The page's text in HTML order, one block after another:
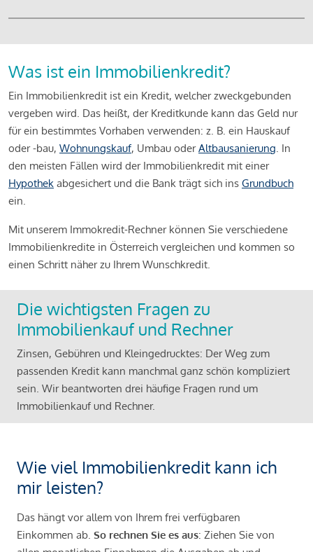
Was ist ein Immobilienkredit?
Ein Immobilienkredit ist ein Kredit, welcher zweckgebunden
vergeben wird. Das heißt, der Kreditkunde kann das Geld nur
für ein bestimmtes Vorhaben verwenden: z. B. ein Hauskauf
oder -bau, Wohnungskauf, Umbau oderAltbausanierung. In
den meisten Fällen wird der Immobilienkredit mit einer
Hypothek abgesichert und die Bank trägt sich ins Grundbuch
ein.
Mit unserem Immokredit-Rechner können Sie verschiedene
Immobilienkredite in Österreich vergleichen und kommen so
einen Schritt näher zu Ihrem Wunschkredit.
Die wichtigsten Fragen zu
Immobilienkauf und Rechner
Zinsen, Gebühren und Kleingedrucktes: Der Weg zum
passenden Kredit kann manchmal ganz schön kompliziert
sein. Wir beantworten drei häufige Fragen rund um
Immobilienkauf und Rechner.
Wie viel Immobilienkredit kann ich
mir leisten?
Das hängt vor allem von Ihrem frei verfügbaren
Einkommen ab. So rechnen Sie es aus: Ziehen Sie von